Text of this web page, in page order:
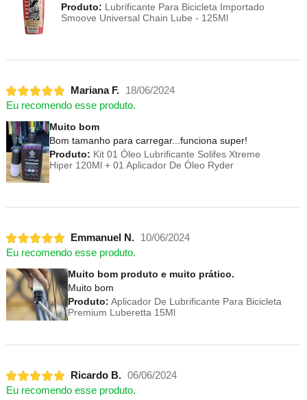
Produto: Lubrificante Para Bicicleta Importado
Smoove Universal Chain Lube - 125Ml
Mariana F.
18/06/2024
Eu recomendo esse produto.
Muito bom
Bom tamanho para carregar...funciona super!
Produto: Kit 01 Óleo Lubrificante Solifes Xtreme
Hiper 120Ml + 01 Aplicador De Óleo Ryder
Emmanuel N.
10/06/2024
Eu recomendo esse produto.
Muito bom produto e muito prático.
Muito bom
Produto: Aplicador De Lubrificante Para Bicicleta
Premium Luberetta 15Ml
Ricardo B. 06/06/2024
Eu recomendo esse produto.